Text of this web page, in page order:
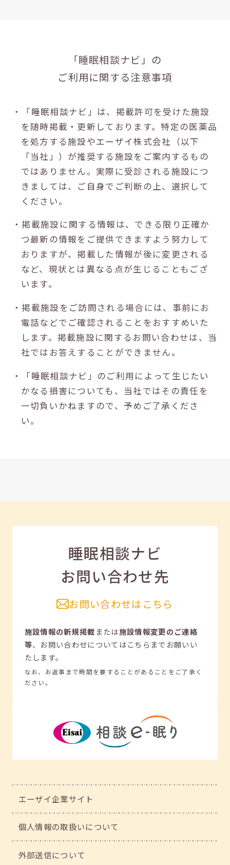
「睡眠相談ナビ」の
ご利用に関する注意事項
・「睡眠相談ナビ」は、掲載許可を受けた施設
を随時掲載・更新しております。特定の医薬品
を処方する施設やエーザイ株式会社（以下
「当社」）が推奨する施設をご案内するもの
ではありません。実際に受診される施設につ
きましては、ご自身でご判断の上、選択して
ください。
・掲載施設に関する情報は、できる限り正確か
つ最新の情報をご提供できますよう努力して
おりますが、掲載した情報が後に変更される
など、現状とは異なる点が生じることもござ
います。
・掲載施設をご訪問される場合には、事前にお
電話などでご確認されることをおすすめいた
します。掲載施設に関するお問い合わせは、当
社ではお答えすることができません。
・「睡眠相談ナビ」のご利用によって生じたい
かなる損害についても、当社ではその責任を
一切負いかねますので、予めご了承くださ
い。
睡眠相談ナビ
お問い合わせ先
お問い合わせはこちら
施設情報の新規掲載または施設情報変更のご連絡
等、 お問い合わせについてはこちらまでお願いい
たします。
なお、お返事まで時間を要することがあることをご了承く
ださい。
エーザイ企業サイト
個人情報の取扱いについて
外部送信について